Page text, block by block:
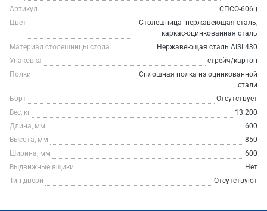
Артикул
СПСО-606ц
Цвет
Столешница- нержавеющая сталь,
каркас-оцинкованная сталь
Материал столешницы стола
Нержавеющая сталь AISI 430
Упаковка
стрейч/картон
Полки
Сплошная полка из оцинкованной
стали
Борт
Отсутствует
Вес, кг
13.200
Длина, мм
600
Высота, мм
850
Ширина, мм
600
Выдвижные ящики
Нет
Тип двери
Отсутствуют